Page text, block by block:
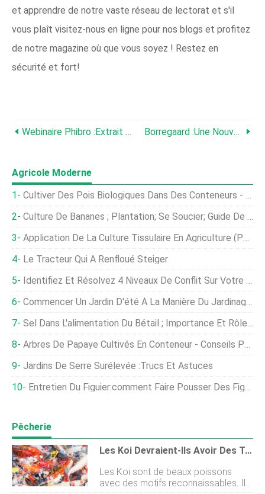
et apprendre de notre vaste réseau de lectorat et s'il
vous plaît visitez-nous en ligne pour nos blogs et profitez
de notre magazine où que vous soyez ! Restez en
sécurité et fort!
Webinaire Phibro :Extrait De Quillaja Saponaria (Paq-Xtract) Dans Le Contrôle Des Bactéries Intracellulaires Chez Le Poisson Saumon :le Cas Du SRS Borregaard :Une Nouvelle Solution Pour Gérer Les Défis Des Vibrions Chez Les Crevettes
Agricole Moderne
Cultiver Des Pois Biologiques Dans Des Conteneurs - Conseils, Et Des Idées
Culture De Bananes ; Plantation; Se Soucier; Guide De Récolte
Application De La Culture Tissulaire En Agriculture (partie 2)
Le Tracteur Qui A Renfloué Steiger
Identifiez Et Résolvez 4 Niveaux De Conflit Sur Votre Ferme
Commencer Un Jardin D'été À La Manière Du Jardinage Épique
Sel Dans L'alimentation Du Bétail ; Importance Et Rôle Du Sel Dans Les Aliments Pour Animaux
Arbres De Papaye Cultivés En Conteneur - Conseils Pour Faire Pousser Un Arbre De Papaye Dans Un Pot
Jardins De Serre Surélevée :trucs Et Astuces
Entretien Du Figuier:comment Faire Pousser Des Figues Dans Le Jardin
Pêcherie
Les Koi Devraient-Ils Avoir Des Taches Blanches Sur La Peau ?
Les Koi sont de beaux poissons
avec des motifs reconnaissables. Ils